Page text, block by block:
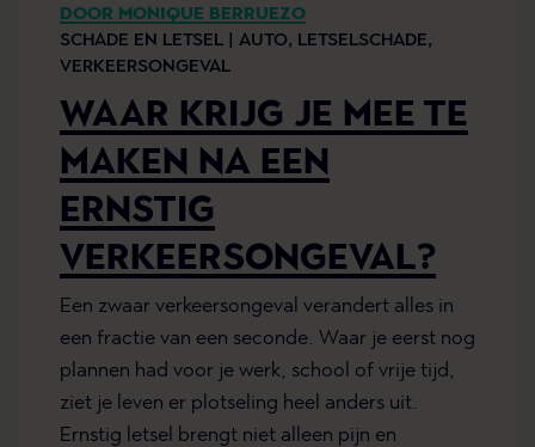
DOOR MONIQUE BERRUEZO
SCHADE EN LETSEL |
AUTO, LETSELSCHADE,
VERKEERSONGEVAL
WAAR KRIJG JE MEE TE
MAKEN NA EEN
ERNSTIG
VERKEERSONGEVAL?
Een zwaar verkeersongeval verandert alles in
een fractie van een seconde. Waar je eerst nog
plannen had voor je werk, school of vrije tijd,
ziet je leven er plotseling heel anders uit.
Ernstig letsel brengt niet alleen pijn en